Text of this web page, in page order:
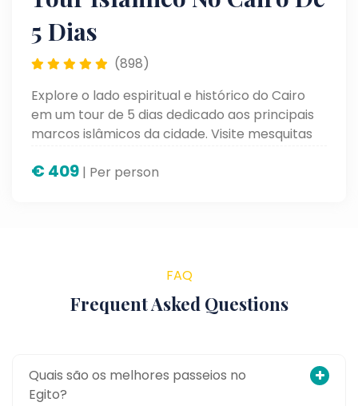
5 Dias
(898)
Explore o lado espiritual e histórico do Cairo
em um tour de 5 dias dedicado aos principais
marcos islâmicos da cidade. Visite mesquitas
tradicionais que refletem séculos de cultura e
€409 | Per person
FAQ
Frequent Asked Questions
Quais são os melhores passeios no
Egito?